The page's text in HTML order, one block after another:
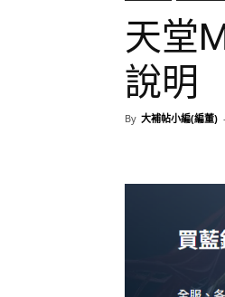
天堂
說明
By 大補帖小編(編董) -